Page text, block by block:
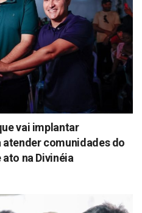
vai implantar
atender comunidades do
ato na Divinéia